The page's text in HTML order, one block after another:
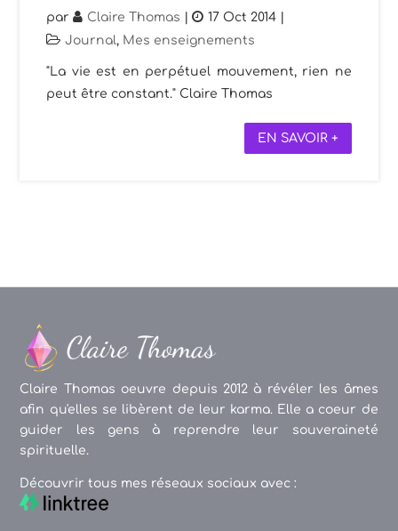
par Claire Thomas | 17 Oct 2014 |
Journal, Mes enseignements
"La vie est en perpétuel mouvement, rien ne
peut être constant." Claire Thomas
EN SAVOIR +
Claire Thomas oeuvre depuis 2012 à révéler les âmes
afin qu'elles se libèrent de leur karma. Elle a coeur de
guider les gens à reprendre leur souveraineté
spirituelle.
Découvrir tous mes réseaux sociaux avec :